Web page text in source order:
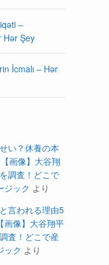
–
Hər Şey
İcmalı – Hər
い？休養の本
【画像】大谷翔
調査！どこで
ジック より
言われる理由5
【画像】大谷翔平
査！どこで産
ック より